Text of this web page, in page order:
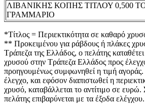
ΛΙΒΑΝΙΚΗΣ ΚΟΠΗΣ ΤΙΤΛΟΥ 0,500
ΓΡΑΜΜΑΡΙΟ
*Τίτλος = Περιεκτικότητα σε καθαρό
** Προκειμένου για ράβδους ή πλάκες
Τράπεζα της Ελλάδος, ο πελάτης
χρυσού στην Τράπεζα Ελλάδος προς
προηγουμένως συμφωνηθεί η τιμή
έλεγχο, και εφόσον διαπιστωθεί η
χρυσό, καταβάλλεται το αντίτιμο σε
πελάτης επιβαρύνεται με τα έξοδα ελέγχου.